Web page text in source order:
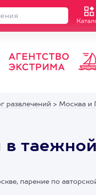
развлечений > Москва и
в
парение по